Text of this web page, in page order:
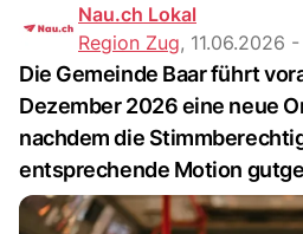
Nau.ch Lokal
Region Zug, 11.06.2026 -
Die Gemeinde Baar führt
Dezember 2026 eine neue
nachdem die
entsprechende Motion